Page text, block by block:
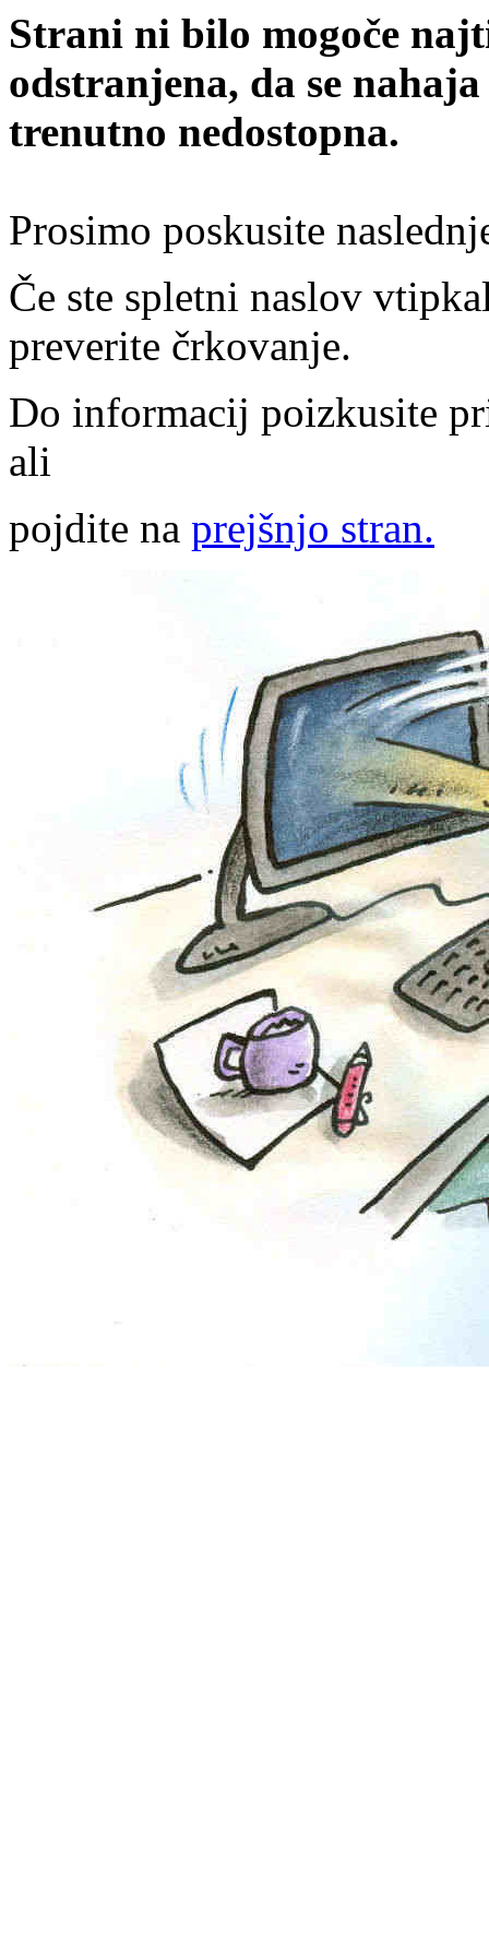
Strani ni bilo mogoče
odstranjena, da se
trenutno nedostopna.
Prosimo poskusite
Če ste spletni naslov
preverite črkovanje.
Do informacij poizkusite
ali
pojdite na prejšnjo stran.